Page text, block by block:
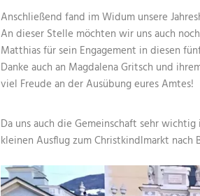
Anschließend fand im Widum unsere
An dieser Stelle möchten wir uns auch
Matthias für sein Engagement in diesen
Danke auch an Magdalena Gritsch und
viel Freude an der Ausübung eures Amtes!
Da uns auch die Gemeinschaft sehr
kleinen Ausflug zum Christkindlmarkt nach